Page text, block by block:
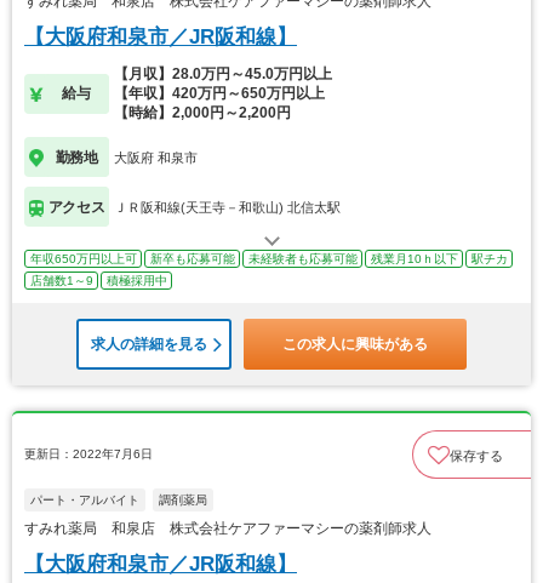
【大阪府和泉市／JR阪和線】
給与
【月収】28.0万円～45.0万円以上
【年収】420万円～650万円以上
【時給】2,000円～2,200円
勤務地 大阪府 和泉市
アクセス ＪＲ阪和線(天王寺－和歌山) 北信太駅
年収650万円以上可 新卒も応募可能 未経験者も応募可能 残業月10ｈ以下
駅チカ
店舗数1～9
積極採用中
求人の詳細を見る この求人に興味がある
更新日：2022年7月6日 保存する
パート・アルバイト 調剤薬局
すみれ薬局 和泉店 株式会社ケアファーマシーの薬剤師求人
【大阪府和泉市／JR阪和線】